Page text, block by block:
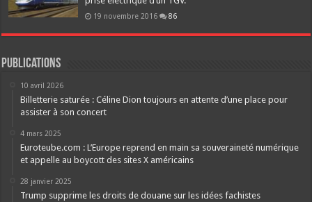
19 novembre 2016 86
Publications
10 avril 2026
Billetterie saturée : Céline Dion toujours en attente d’une place pour
assister à son concert
4 mars 2025
Euroteube.com : L’Europe reprend en main sa souveraineté numérique
et appelle au boycott des sites X américains
28 janvier 2025
Trump supprime les droits de douane sur les idées fachistes